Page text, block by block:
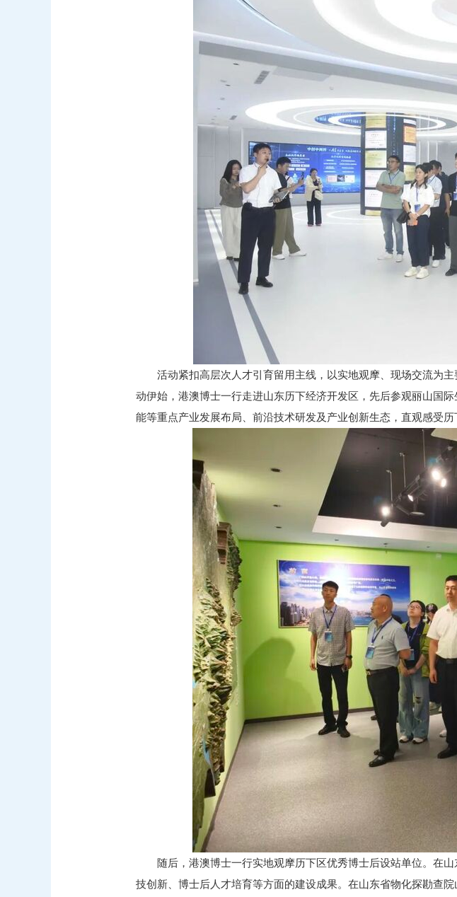
活动紧扣高层次人才引育留用主线，以实地观摩、现场交流为
动伊始，港澳博士一行走进山东历下经济开发区，先后参观丽山国
能等重点产业发展布局、前沿技术研发及产业创新生态，直观感受
随后，港澳博士一行实地观摩历下区优秀博士后设站单位。在
技创新、博士后人才培育等方面的建设成果。在山东省物化探勘查